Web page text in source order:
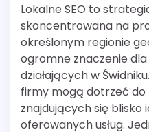
Lokalne SEO to
skoncentrowana na
określonym regionie
ogromne znaczenie
działających w
firmy mogą dotrzeć
znajdujących się blisko
oferowanych usług.